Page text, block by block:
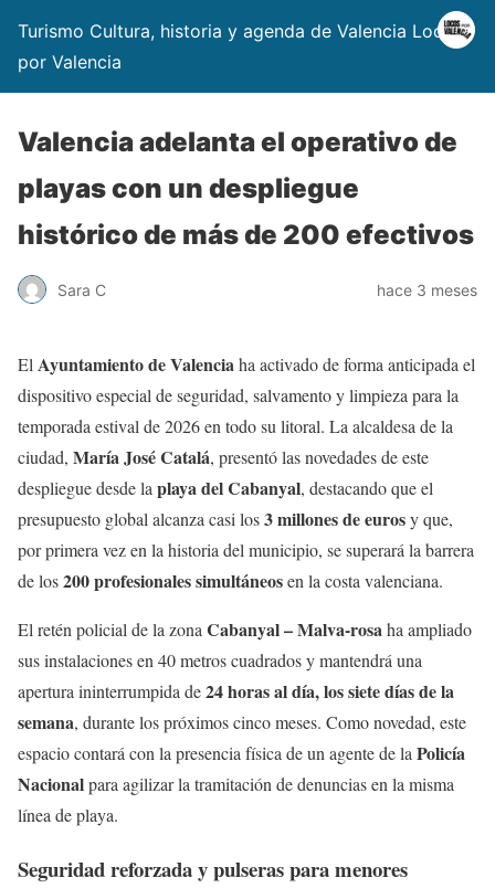
Turismo Cultura, historia y agenda de Valencia Locos
por Valencia
Valencia adelanta el operativo de
playas con un despliegue
histórico de más de 200 efectivos
Sara C hace 3 meses
El Ayuntamiento de Valenciaha activado de forma anticipada el
dispositivo especial de seguridad, salvamento y limpieza para la
temporada estival de 2026 en todo su litoral. La alcaldesa de la
ciudad, María José Catalá, presentó las novedades de este
despliegue desde la playa del Cabanyal, destacando que el
presupuesto global alcanza casi los3 millones de eurosy que,
por primera vez en la historia del municipio, se superará la barrera
de los200 profesionales simultáneosen la costa valenciana.
El retén policial de la zona Cabanyal – Malva-rosaha ampliado
sus instalaciones en 40 metros cuadrados y mantendrá una
apertura ininterrumpida de24 horas al día, los siete días de la
semana, durante los próximos cinco meses. Como novedad, este
espacio contará con la presencia física de un agente de la Policía
Nacionalpara agilizar la tramitación de denuncias en la misma
línea de playa.
Seguridad reforzada y pulseras para menores